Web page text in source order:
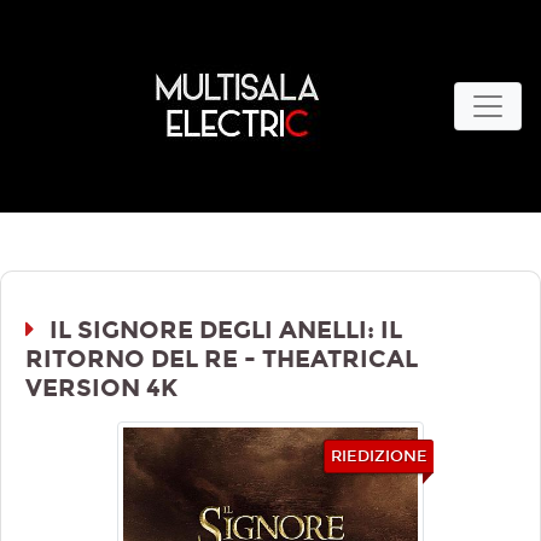
IL SIGNORE DEGLI ANELLI: IL
RITORNO DEL RE - THEATRICAL
VERSION 4K
RIEDIZIONE